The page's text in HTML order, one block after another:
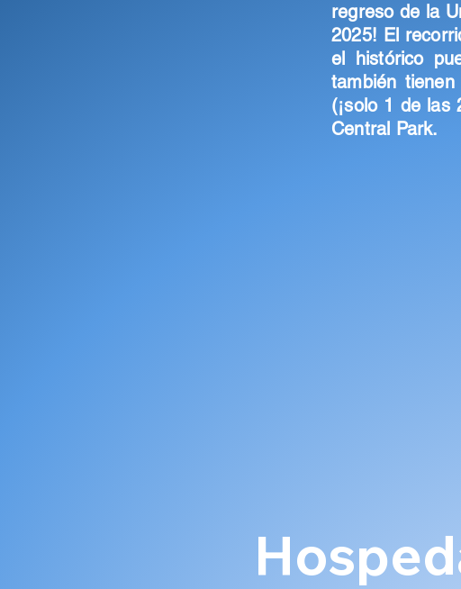
regreso de la
2025! El
el histórico
también
(¡solo 1 de las
Central Park.